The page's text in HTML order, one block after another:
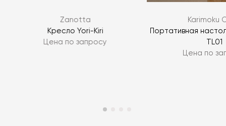
Zanotta
Кресло Yori-Kiri
Цена по запросу
Karimoku
Портативная
TL01
Цена по